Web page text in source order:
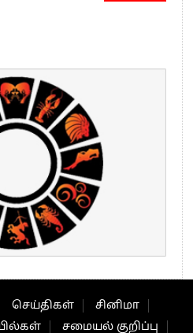
செய்திகள்
சினிமா
சமையல் குறிப்பு